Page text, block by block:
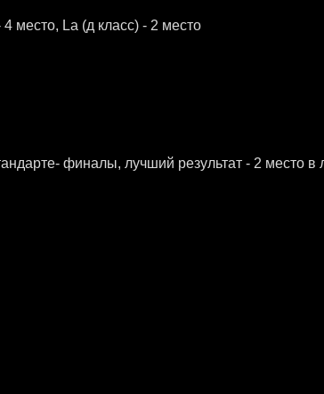
место, La (д класс) - 2 место
финалы, лучший результат - 2 место в